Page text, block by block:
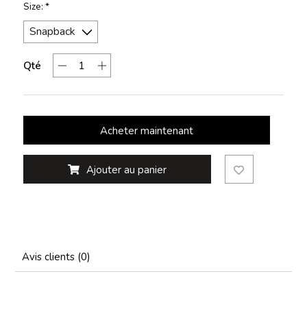
Size: *
Qté
Acheter maintenant
Ajouter au panier
Avis clients (0)